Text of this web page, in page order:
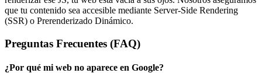
que tu contenido sea accesible mediante Server-Side Rendering
(SSR) o Prerenderizado Dinámico.
Preguntas Frecuentes (FAQ)
¿Por qué mi web no aparece en Google?